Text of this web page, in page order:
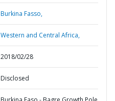
Burkina Fasso,
Western and Central Africa,
2018/02/28
Disclosed